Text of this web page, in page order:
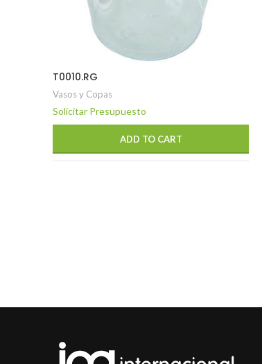
T0010.RG
Vasos y Copas
Solicitar Presupuesto
ADD TO CART